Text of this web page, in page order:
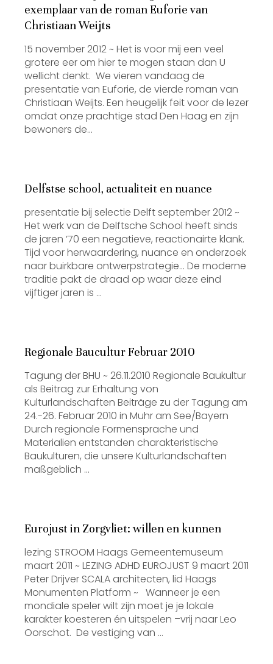
exemplaar van de roman Euforie van
Christiaan Weijts
15 november 2012 ~ Het is voor mij een veel
grotere eer om hier te mogen staan dan U
wellicht denkt. We vieren vandaag de
presentatie van Euforie, de vierde roman van
Christiaan Weijts. Een heugelijk feit voor de lezer
omdat onze prachtige stad Den Haag en zijn
bewoners de…
Delfstse school, actualiteit en nuance
presentatie bij selectie Delft september 2012 ~
Het werk van de Delftsche School heeft sinds
de jaren ’70 een negatieve, reactionairte klank.
Tijd voor herwaardering, nuance en onderzoek
naar buirkbare ontwerpstrategie… De moderne
traditie pakt de draad op waar deze eind
vijftiger jaren is …
Regionale Baucultur Februar 2010
Tagung der BHU ~ 26.11.2010 Regionale Baukultur
als Beitrag zur Erhaltung von
Kulturlandschaften Beiträge zu der Tagung am
24.-26. Februar 2010 in Muhr am See/Bayern
Durch regionale Formensprache und
Materialien entstanden charakteristische
Baukulturen, die unsere Kulturlandschaften
maßgeblich …
Eurojust in Zorgvliet: willen en kunnen
lezing STROOM Haags Gemeentemuseum
maart 2011 ~ LEZING ADHD EUROJUST 9 maart 2011
Peter Drijver SCALA architecten, lid Haags
Monumenten Platform ~ Wanneer je een
mondiale speler wilt zijn moet je je lokale
karakter koesteren én uitspelen –vrij naar Leo
Oorschot. De vestiging van …